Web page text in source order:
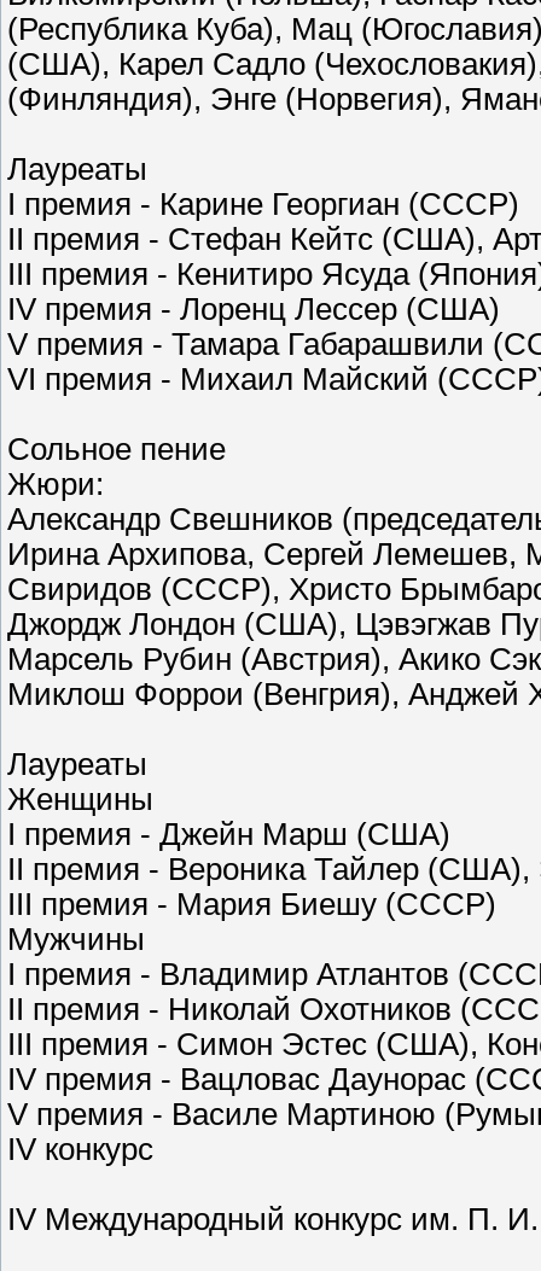
(Республика Куба), Мац
(США), Карел Садло
(Финляндия), Энге (Норвегия),
Лауреаты
I премия - Карине Георгиан (СССР)
II премия - Стефан Кейтс (США),
III премия - Кенитиро Ясуда
IV премия - Лоренц Лессер (США)
V премия - Тамара Габарашвили
VI премия - Михаил Майский
Сольное пение
Жюри:
Александр Свешников
Ирина Архипова, Сергей Лемешев,
Свиридов (СССР), Христо
Джордж Лондон (США), Цэвэгжав
Марсель Рубин (Австрия), Акико
Миклош Форрои (Венгрия), Анджей
Лауреаты
Женщины
I премия - Джейн Марш (США)
II премия - Вероника Тайлер
III премия - Мария Биешу (СССР)
Мужчины
I премия - Владимир Атлантов
II премия - Николай Охотников
III премия - Симон Эстес (США),
IV премия - Вацловас Даунорас
V премия - Василе Мартиною
IV конкурс
IV Международный конкурс им. П. И.